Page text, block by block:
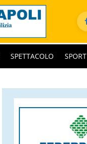
SPETTACOLO SPORT